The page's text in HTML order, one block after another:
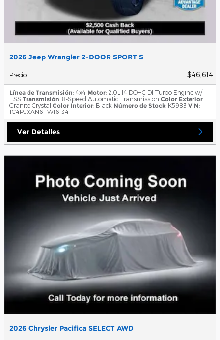
2026 Jeep Wrangler 2-DOOR SPORT S
Precio: $46,614
Línea de Transmisión: 4x4 Motor: 2.0L I4 DOHC DI Turbo Engine w/
ESS Transmisión: 8-Speed Automatic Transmission Color Exterior:
Granite Crystal Color Interior: Black Número de Stock: K5983 VIN:
1C4PJXAN6TW161341
Ver Detalles
2026 Chrysler Pacifica SELECT AWD